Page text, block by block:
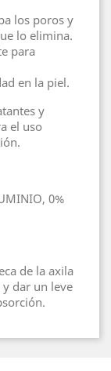
los poros y
lo elimina.
para
en la piel.
y
el uso
0%
de la axila
dar un leve